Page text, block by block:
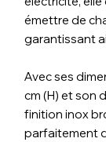
émettre de
garantissant
Avec ses
cm (H) et son
finition inox
parfaitement